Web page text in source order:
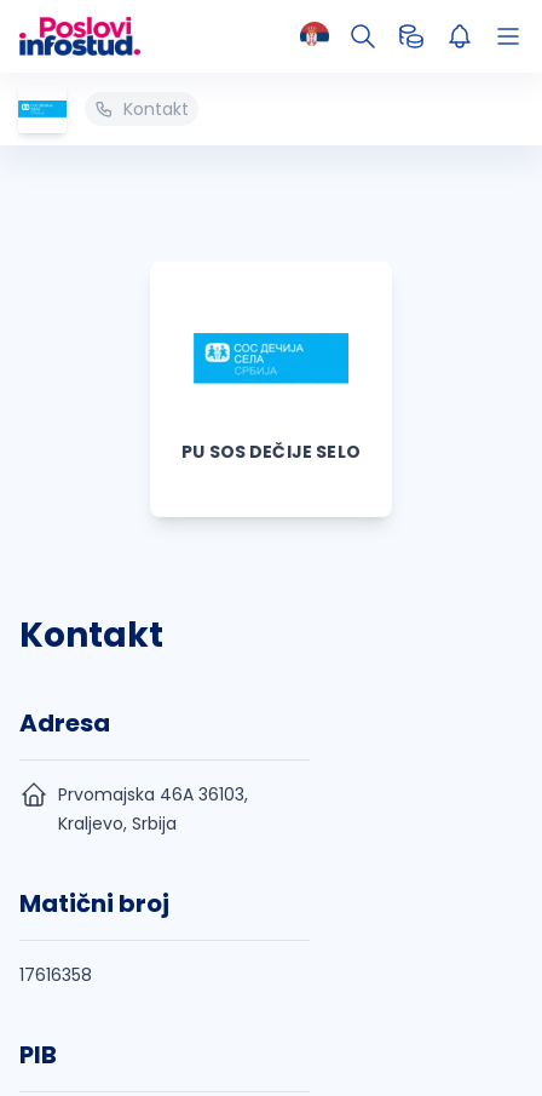
Kontakt
PU SOS DEČIJE SELO
Kontakt
Adresa
Prvomajska 46A 36103,
Kraljevo, Srbija
Matični broj
17616358
PIB